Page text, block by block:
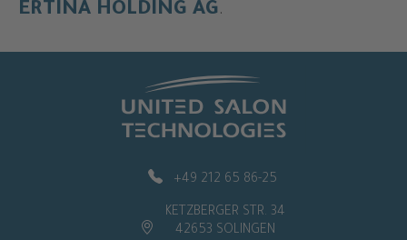
ERTINA HOLDING AG.
+49 212 65 86-25
KETZBERGER STR. 34
42653 SOLINGEN